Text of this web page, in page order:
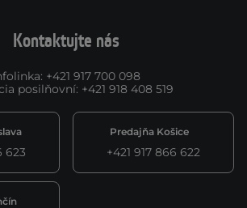
Kontaktujte nás
: +421 917 700 098
posilňovní: +421 918 408 519
623
Predajňa Košice
+421 917 866 622